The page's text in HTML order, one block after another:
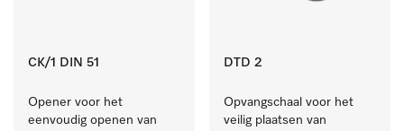
CK/1 DIN 51
Opener voor het
eenvoudig openen van
DTD 2
Opvangschaal voor het
veilig plaatsen van